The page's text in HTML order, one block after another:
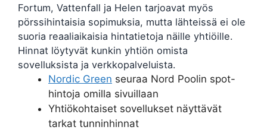
Fortum, Vattenfall ja Helen tarjoavat myös
pörssihintaisia sopimuksia, mutta lähteissä ei ole
suoria reaaliaikaisia hintatietoja näille yhtiöille.
Hinnat löytyvät kunkin yhtiön omista
sovelluksista ja verkkopalveluista.
Nordic Green seuraa Nord Poolin spot-
hintoja omilla sivuillaan
Yhtiökohtaiset sovellukset näyttävät
tarkat tunninhinnat